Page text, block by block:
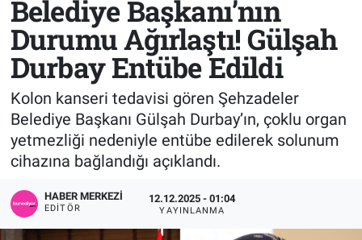
Belediye Başkanı’nın
Durumu Ağırlaştı! Gülşah
Durbay Entübe Edildi
Kolon kanseri tedavisi gören Şehzadeler
Belediye Başkanı Gülşah Durbay’ın, çoklu organ
yetmezliği nedeniyle entübe edilerek solunum
cihazına bağlandığı açıklandı.
HABER MERKEZI
EDITÖR
12.12.2025 - 01:04
YAYINLANMA
Spor
Teknoloji
Tv Medya
KÜLTÜR SANAT